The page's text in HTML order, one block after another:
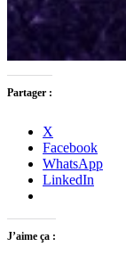
Partager :
X
Facebook
WhatsApp
LinkedIn
J’aime ça :